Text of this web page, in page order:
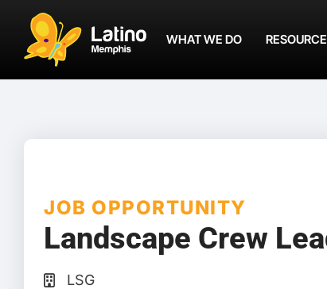
WHAT WE DO
JOB OPPORTUNITY
Landscape Crew
LSG